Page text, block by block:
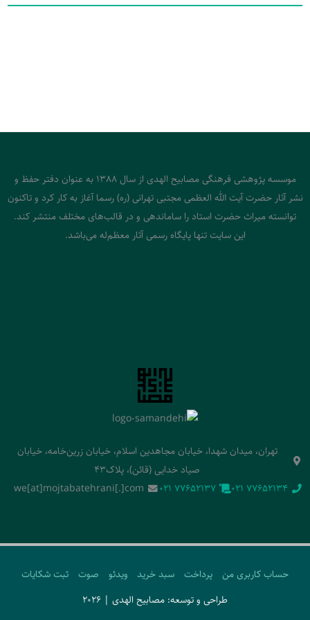
موسسه پژوهشی فرهنگی مصابیح الهدی از سال 1388 به عنوان دفتر حفظ و
نشر آثار حضرت آیت الله العظمی مجتبی تهرانی (ره) رسما آغاز به کار کرد و تاکنون
توانسته میراث حضرت استاد را ساماندهی و در قالب‌های مختلف منتشر کند.
این سایت تنها پایگاه رسمی آثار معظم‌له می‌باشد.
تهران، میدان شهدا، خیابان مجاهدین اسلام، خیابان زرین‌خامه، خیابان
صیاد خدایی (قائن)، پلاک43
‭021 77652134‬
‭021 77652137‬
we[at]mojtabatehrani[.]com
حساب کاربری من پرداخت سبد خرید ویدئو صوت
ثبت شکایات
طراحی و توسعه: مصابیح الهدی | 2026